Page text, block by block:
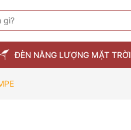
ĐÈN NĂNG LƯỢNG MẶT TRỜI